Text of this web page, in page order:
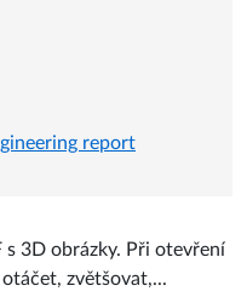
report
3D obrázky. Při otevření
zvětšovat,...